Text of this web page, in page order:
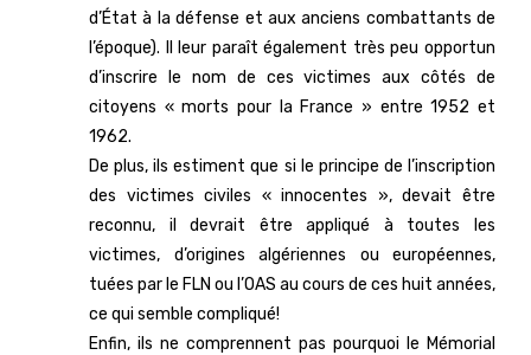
d’État à la défense et aux anciens combattants de
l’époque). Il leur paraît également très peu opportun
d’inscrire le nom de ces victimes aux côtés de
citoyens « morts pour la France » entre 1952 et
1962.
De plus, ils estiment que si le principe de l’inscription
des victimes civiles « innocentes », devait être
reconnu, il devrait être appliqué à toutes les
victimes, d’origines algériennes ou européennes,
tuées par le FLN ou l’OAS au cours de ces huit années,
ce qui semble compliqué!
Enfin, ils ne comprennent pas pourquoi le Mémorial